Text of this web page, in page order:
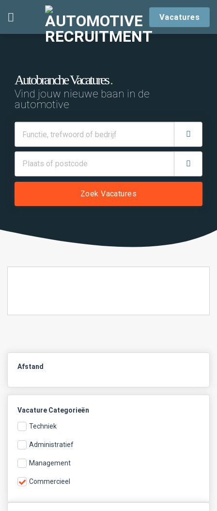
Vacatures
Autobranche Vacatures
Vind jouw nieuwe baan in de
automotive
Afstand
Vacature Categorieën
Techniek
Administratief
Management
Commercieel